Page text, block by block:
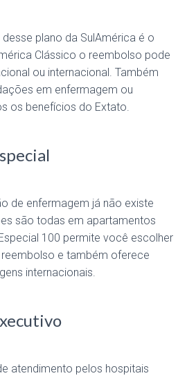
plano da SulAmérica é o
Clássico o reembolso pode
ou internacional. Também
em enfermagem ou
os benefícios do Extato.
de enfermagem já não existe
são todas em apartamentos
100 permite você escolher
e também oferece
internacionais.
atendimento pelos hospitais